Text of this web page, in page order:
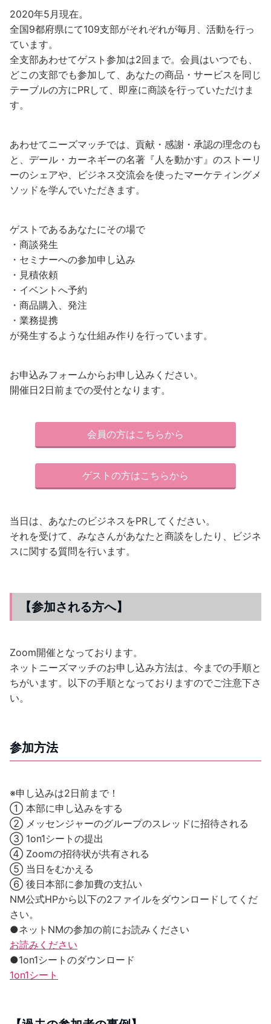
2020年5月現在。
全国9都府県にて109支部がそれぞれが毎月、活動を行っ
ています。
全支部あわせてゲスト参加は2回まで。会員はいつでも、
どこの支部でも参加して、あなたの商品・サービスを同じ
テーブルの方にPRして、即座に商談を行っていただけま
す。
あわせてニーズマッチでは、貢献・感謝・承認の理念のも
と、デール・カーネギーの名著『人を動かす』のストーリ
ーのシェアや、ビジネス交流会を使ったマーケティングメ
ソッドを学んでいただきます。
ゲストであるあなたにその場で
・商談発生
・セミナーへの参加申し込み
・見積依頼
・イベントへ予約
・商品購入、発注
・業務提携
が発生するような仕組み作りを行っています。
お申込みフォームからお申し込みください。
開催日2日前までの受付となります。
会員の方はこちらから
ゲストの方はこちらから
当日は、あなたのビジネスをPRしてください。
それを受けて、みなさんがあなたと商談をしたり、ビジネ
スに関する質問を行います。
【参加される方へ】
Zoom開催となっております。
ネットニーズマッチのお申し込み方法は、今までの手順と
ちがいます。以下の手順となっておりますのでご注意下さ
い。
参加方法
※申し込みは2日前まで！
① 本部に申し込みをする
② メッセンジャーのグループのスレッドに招待される
③ 1on1シートの提出
④ Zoomの招待状が共有される
⑤ 当日をむかえる
⑥ 後日本部に参加費の支払い
NM公式HPから以下の2ファイルをダウンロードしてくだ
さい。
●ネットNMの参加の前にお読みください
お読みください
●1on1シートのダウンロード
1on1シート